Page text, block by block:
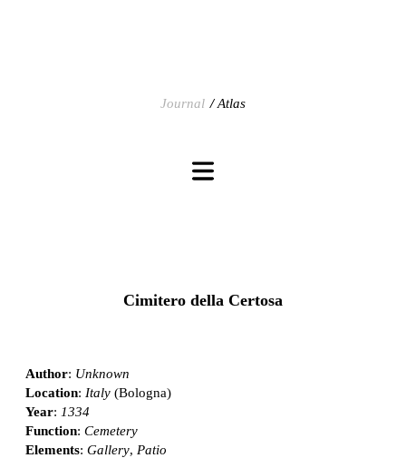
Journal Atlas
Cimitero della Certosa
Author: Unknown
Location: Italy (Bologna)
Year: 1334
Function: Cemetery
Elements: Gallery, Patio